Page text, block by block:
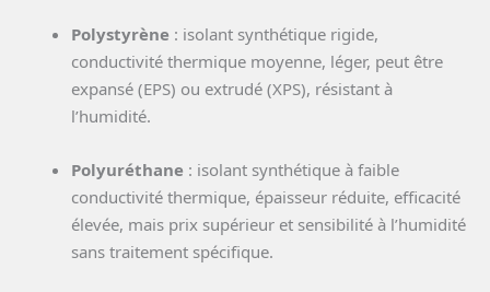
Polystyrène : isolant synthétique rigide,
conductivité thermique moyenne, léger, peut être
expansé (EPS) ou extrudé (XPS), résistant à
l’humidité.
Polyuréthane : isolant synthétique à faible
conductivité thermique, épaisseur réduite, efficacité
élevée, mais prix supérieur et sensibilité à l’humidité
sans traitement spécifique.